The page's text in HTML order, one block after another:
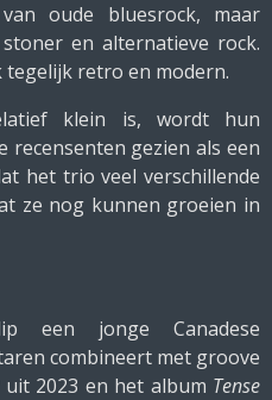
oude bluesrock, maar
en alternatieve rock.
retro en modern.
klein is, wordt hun
gezien als een
het trio veel verschillende
ze nog kunnen groeien in
een jonge Canadese
combineert met groove
2023 en het album Tense